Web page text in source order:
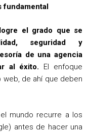
fundamental
el grado que se
seguridad y
de una agencia
al éxito. El enfoque
de ahí que deben
mundo recurre a los
antes de hacer una